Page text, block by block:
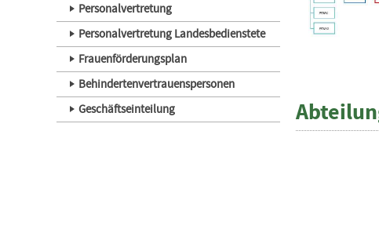
Personalvertretung
Personalvertretung Landesbedienstete
Frauenförderungsplan
Behindertenvertrauenspersonen
Geschäftseinteilung